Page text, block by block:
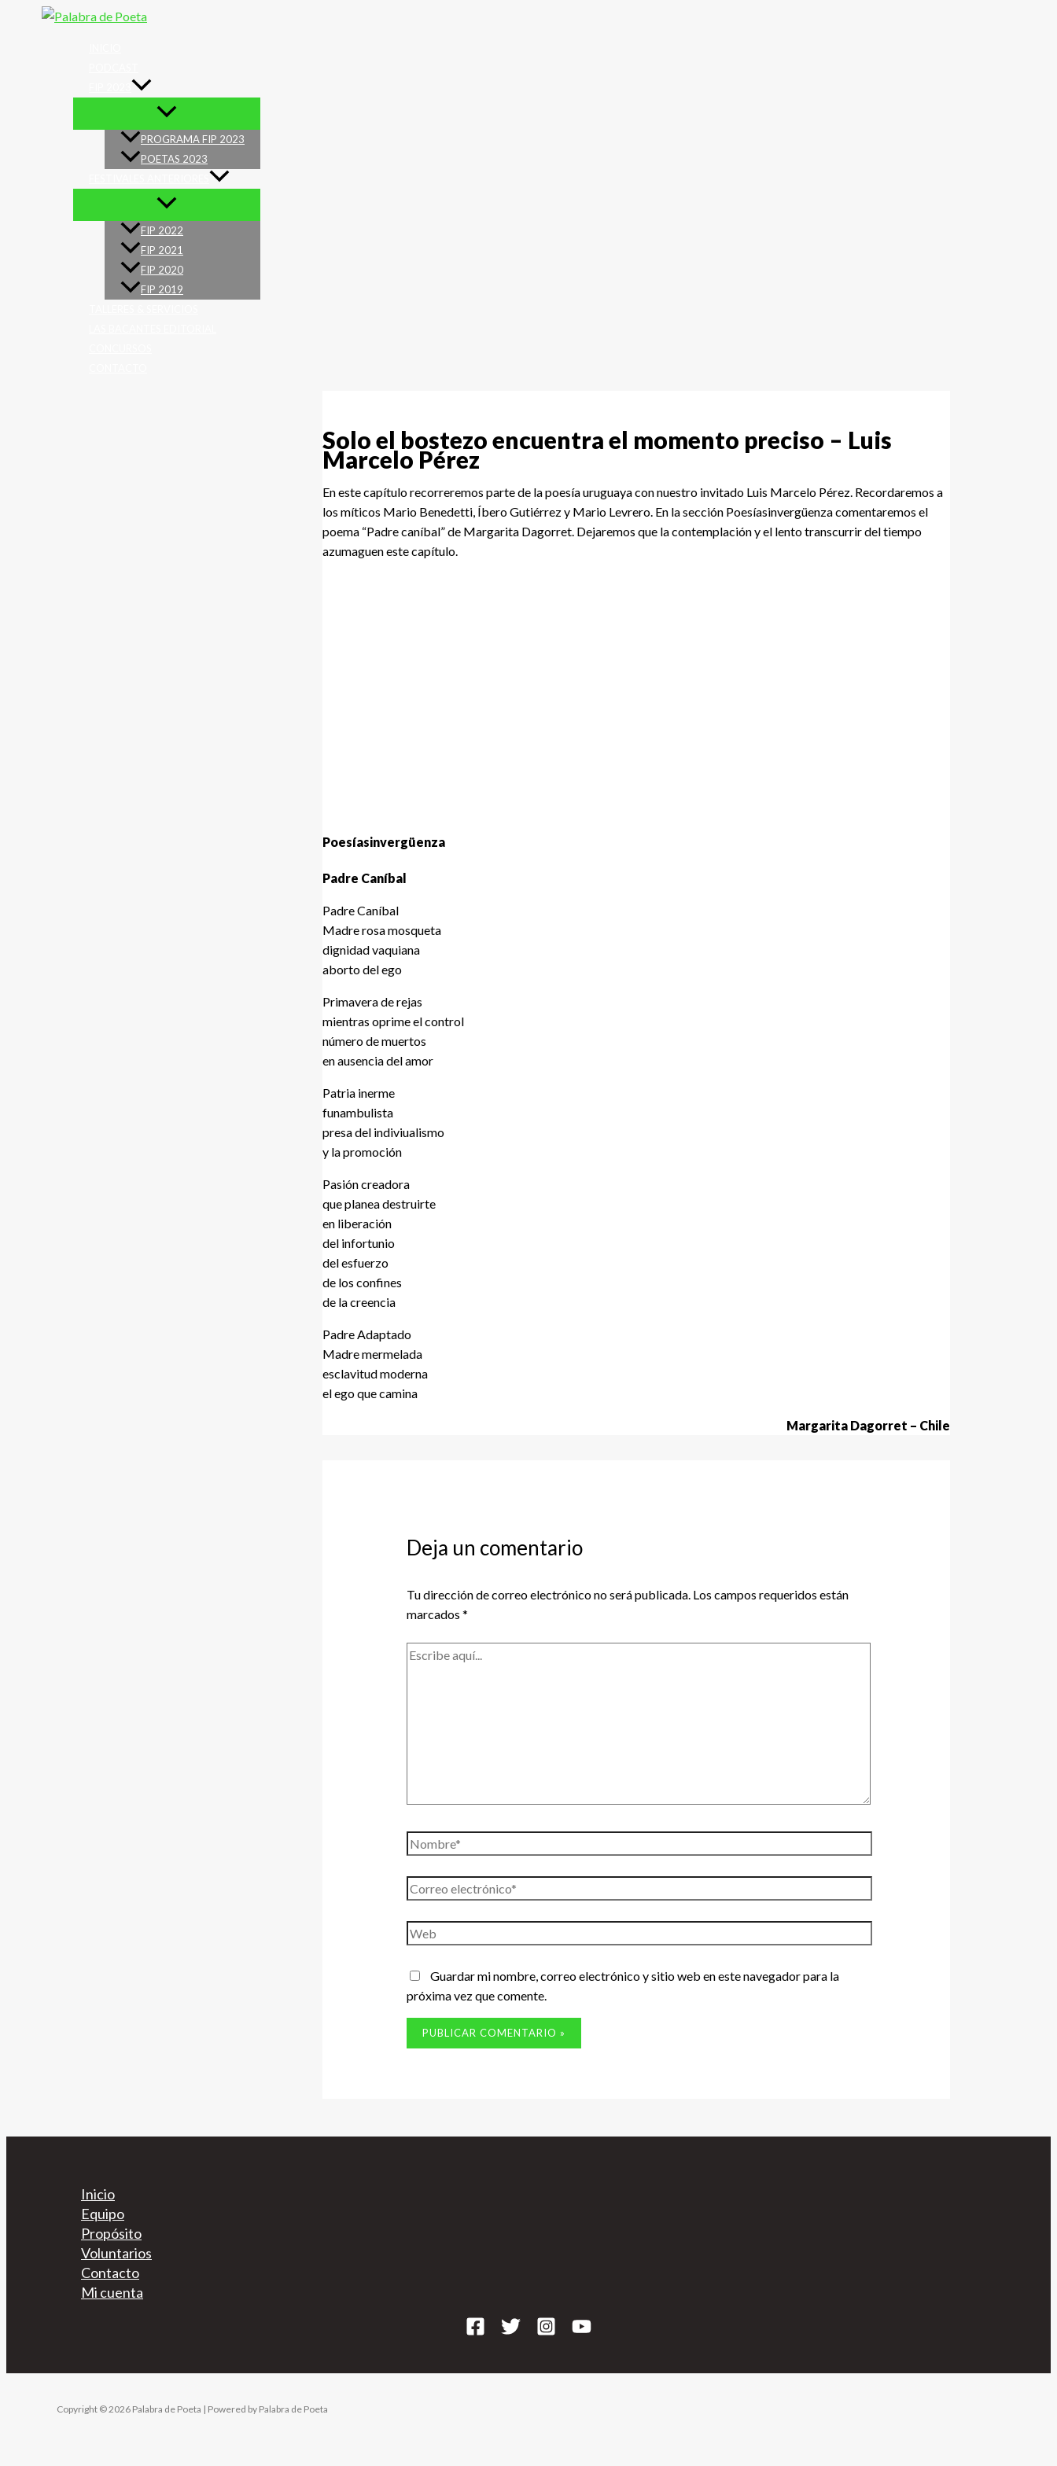
PROGRAMA FIP 2023
POETAS 2023
FIP 2022
FIP 2021
FIP 2020
FIP 2019
Solo el bostezo encuentra el momento preciso – Luis
Marcelo Pérez
En este capítulo recorreremos parte de la poesía uruguaya con nuestro invitado Luis Marcelo Pérez. Recordaremos a
los míticos Mario Benedetti, Íbero Gutiérrez y Mario Levrero. En la sección Poesíasinvergüenza comentaremos el
poema “Padre caníbal” de Margarita Dagorret. Dejaremos que la contemplación y el lento transcurrir del tiempo
azumaguen este capítulo.
Poesíasinvergüenza
Padre Caníbal
Padre Caníbal
Madre rosa mosqueta
dignidad vaquiana
aborto del ego
Primavera de rejas
mientras oprime el control
número de muertos
en ausencia del amor
Patria inerme
funambulista
presa del indiviualismo
y la promoción
Pasión creadora
que planea destruirte
en liberación
del infortunio
del esfuerzo
de los confines
de la creencia
Padre Adaptado
Madre mermelada
esclavitud moderna
el ego que camina
Margarita Dagorret – Chile
Deja un comentario
Tu dirección de correo electrónico no será publicada. Los campos requeridos están
marcados *
Escribe
Nombre*
Correo
electrónico*
Web
Guardar mi nombre, correo electrónico y sitio web en este navegador para la
próxima vez que comente.
Inicio
Equipo
Propósito
Voluntarios
Contacto
Mi cuenta
Copyright © 2026 Palabra de Poeta | Powered by Palabra de Poeta